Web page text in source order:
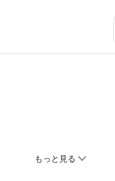
もっと見る